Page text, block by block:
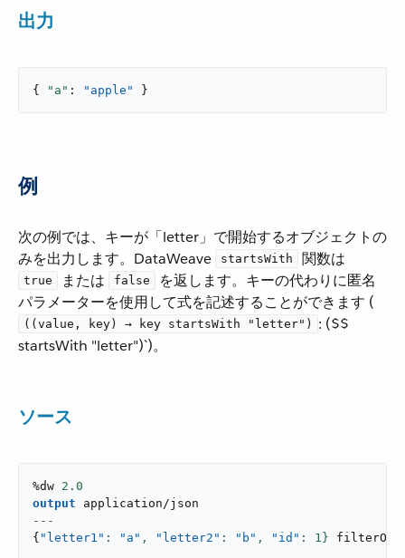
出力
{ "a" : "apple" }
例
次の例では、キーが「letter」で開始するオブジェクトの
みを出力します。DataWeave ​
startsWith ​ 関数は ​
true ​ または ​ false
​ を返します。キーの代わりに匿名
パラメーターを使用して式を記述することができます (​
((value, key) → key startsWith "letter")
​: ($$
startsWith "letter")`)。
ソース
%dw 2.0
output
application/json
---
{ "letter1" : "a" , "letter2" : "b" , "id" : 1 }